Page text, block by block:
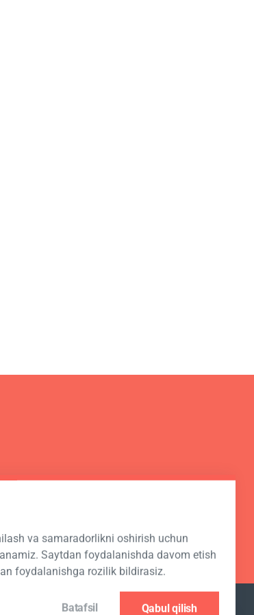
va samaradorlikni oshirish uchun
Saytdan foydalanishda davom etish
foydalanishga rozilik bildirasiz.
Batafsil Qabul qilish